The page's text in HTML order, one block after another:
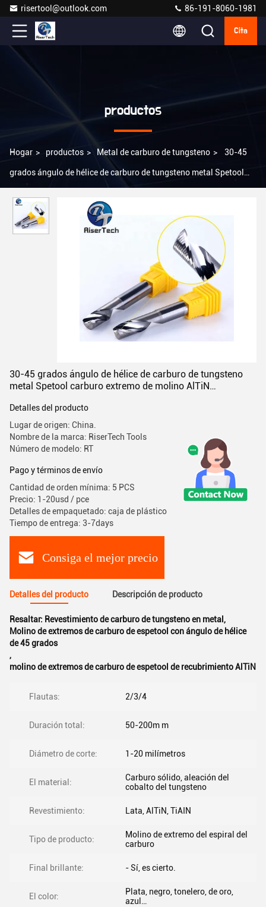
risertool@outlook.com 86-191-8060-1981
Cita
productos
Hogar > productos > Metal de carburo de tungsteno > 30-45
grados ángulo de hélice de carburo de tungsteno metal Spetool
30-45 grados ángulo de hélice de carburo de tungsteno
metal Spetool carburo extremo de molino AlTiN
Detalles del producto
Lugar de origen: China.
Nombre de la marca: RiserTech Tools
Número de modelo: RT
Pago y términos de envío
Cantidad de orden mínima: 5 PCS
Precio: 1-20usd / pce
Detalles de empaquetado: caja de plástico
Tiempo de entrega: 3-7days
Consiga el mejor precio
Detalles del producto Descripción de producto
Resaltar: Revestimiento de carburo de tungsteno en metal ,
Molino de extremos de carburo de espetool con ángulo de hélice
de 45 grados
,
molino de extremos de carburo de espetool de recubrimiento AlTiN
Flautas: 2/3/4
Duración total: 50-200m m
Diámetro de corte: 1-20 milímetros
El material:
Carburo sólido, aleación del
cobalto del tungsteno
Revestimiento: Lata, AlTiN, TiAIN
Tipo de producto:
Molino de extremo del espiral del
carburo
Final brillante: - Sí, es cierto.
El color:
Plata, negro, tonelero, de oro,
azul…